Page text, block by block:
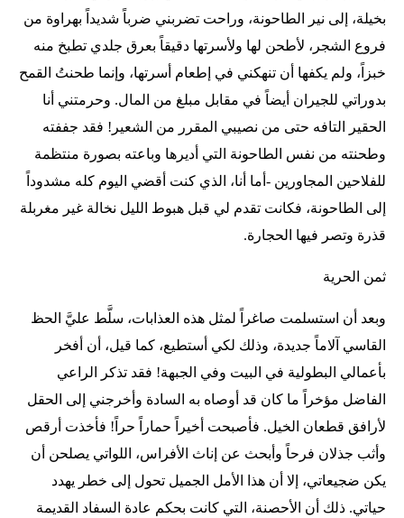
بخيلة، إلى نير الطاحونة، وراحت تضربني ضرباً شديداً بهراوة من
فروع الشجر، لأطحن لها ولأسرتها دقيقاً بعرق جلدي تطبخ منه
خبزاً، ولم يكفها أن تنهكني في إطعام أسرتها، وإنما طحنتُ القمح
بدوراتي للجيران أيضاً في مقابل مبلغ من المال. وحرمتني أنا
الحقير التافه حتى من نصيبي المقرر من الشعير! فقد جففته
وطحنته من نفس الطاحونة التي أديرها وباعته بصورة منتظمة
للفلاحين المجاورين -أما أنا، الذي كنت أقضي اليوم كله مشدوداً
إلى الطاحونة، فكانت تقدم لي قبل هبوط الليل نخالة غير مغربلة
قذرة وتصر فيها الحجارة.
ثمن الحرية
وبعد أن استسلمت صاغراً لمثل هذه العذابات، سلَّط عليَّ الحظ
القاسي آلاماً جديدة، وذلك لكي أستطيع، كما قيل، أن أفخر
بأعمالي البطولية في البيت وفي الجبهة! فقد تذكر الراعي
الفاضل مؤخراً ما كان قد أوصاه به السادة وأخرجني إلى الحقل
لأرافق قطعان الخيل. فأصبحت أخيراً حماراً حراً! فأخذت أرقص
وأثب جذلان فرحاً وأبحث عن إناث الأفراس، اللواتي يصلحن أن
يكن ضجيعاتي، إلا أن هذا الأمل الجميل تحول إلى خطر يهدد
حياتي. ذلك أن الأحصنة، التي كانت بحكم عادة السفاد القديمة